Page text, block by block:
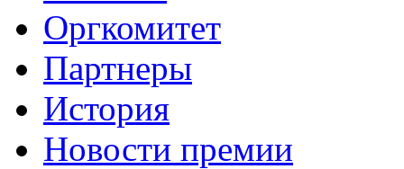
Оргкомитет
Партнеры
История
Новости премии